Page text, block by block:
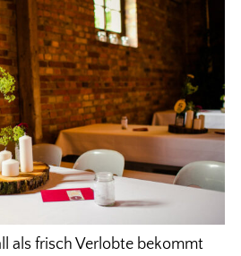
als frisch Verlobte bekommt